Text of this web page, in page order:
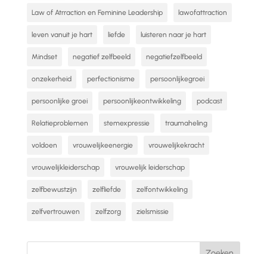
Law of Atrraction en Feminine Leadership lawofattraction
leven vanuit je hart liefde luisteren naar je hart
Mindset negatief zelfbeeld negatiefzelfbeeld
onzekerheid perfectionisme persoonlijkegroei
persoonlijke groei persoonlijkeontwikkeling podcast
Relatieproblemen stemexpressie traumaheling
voldoen vrouwelijkeenergie vrouwelijkekracht
vrouwelijkleiderschap vrouwelijk leiderschap
zelfbewustzijn zelfliefde zelfontwikkeling
zelfvertrouwen zelfzorg zielsmissie